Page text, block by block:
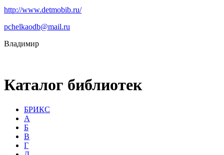
http://www.detmobib.ru/
pchelkaodb@mail.ru
Владимир
Каталог библиотек
БРИКС
А
Б
В
Г